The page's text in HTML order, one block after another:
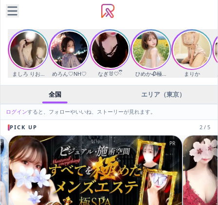
ましろ りお🐰🍑（🐙🗼）
めろん♡NH♡ なぎ🐰🤍ྀི ひめか🥀極液使いの天使🌈
まりか
全国 エリア（東京）
ログインすると、フォローやいいね、ストーリーが見れます。
PICK UP 2 / 5
PR